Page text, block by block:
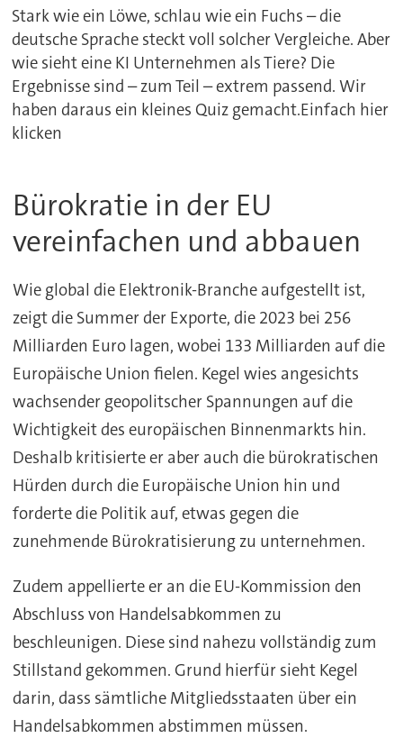
Stark wie ein Löwe, schlau wie ein Fuchs – die
deutsche Sprache steckt voll solcher Vergleiche. Aber
wie sieht eine KI Unternehmen als Tiere? Die
Ergebnisse sind – zum Teil – extrem passend. Wir
haben daraus ein kleines Quiz gemacht.Einfach hier
klicken
Bürokratie in der EU
vereinfachen und abbauen
Wie global die Elektronik-Branche aufgestellt ist,
zeigt die Summer der Exporte, die 2023 bei 256
Milliarden Euro lagen, wobei 133 Milliarden auf die
Europäische Union fielen. Kegel wies angesichts
wachsender geopolitscher Spannungen auf die
Wichtigkeit des europäischen Binnenmarkts hin.
Deshalb kritisierte er aber auch die bürokratischen
Hürden durch die Europäische Union hin und
forderte die Politik auf, etwas gegen die
zunehmende Bürokratisierung zu unternehmen.
Zudem appellierte er an die EU-Kommission den
Abschluss von Handelsabkommen zu
beschleunigen. Diese sind nahezu vollständig zum
Stillstand gekommen. Grund hierfür sieht Kegel
darin, dass sämtliche Mitgliedsstaaten über ein
Handelsabkommen abstimmen müssen.